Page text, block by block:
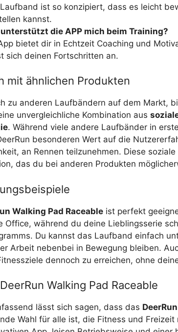
ist so konzipiert, dass es leicht
kannst.
die APP mich beim Training?
bietet dir in Echtzeit Coaching und
sich deinen Fortschritten an.
mit ähnlichen Produkten
zu anderen Laufbändern auf dem Markt,
unvergleichliche Kombination aus
. Während viele andere Laufbänder in
besonderen Wert auf die
an Rennen teilzunehmen. Diese
das du bei anderen Produkten
Walking Pad Raceable ist perfekt
Office, während du deine Lieblingsserie
Du kannst das Laufband einfach
Arbeit nebenbei in Bewegung bleiben.
dennoch zu erreichen, ohne
Walking Pad Raceable
lässt sich sagen, dass das
Wahl für alle ist, die Fitness und